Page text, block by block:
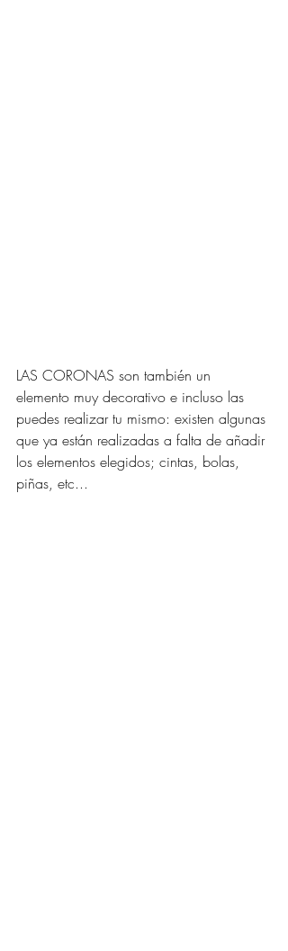
LAS CORONAS son también un
elemento muy decorativo e incluso las
puedes realizar tu mismo: existen algunas
que ya están realizadas a falta de añadir
los elementos elegidos; cintas, bolas,
piñas, etc...